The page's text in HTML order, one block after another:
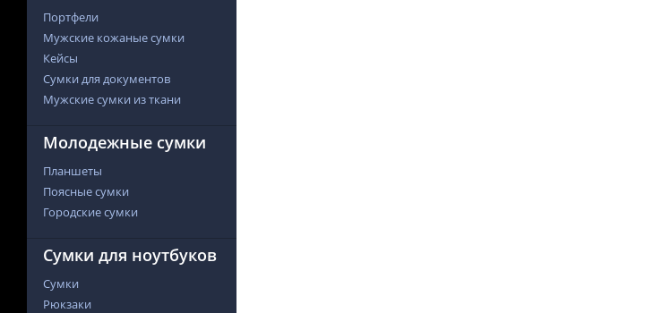
Портфели
Мужские кожаные сумки
Кейсы
Сумки для документов
Мужские сумки из ткани
Молодежные сумки
Планшеты
Поясные сумки
Городские сумки
Сумки для ноутбуков
Сумки
Рюкзаки